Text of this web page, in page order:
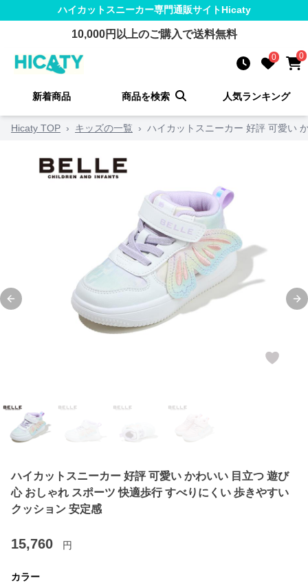
ハイカットスニーカー専門通販サイトHicaty
10,000円以上のご購入で送料無料
0 0
新着商品 商品を検索 人気ランキング
Hicaty TOP › キッズの一覧 › ハイカットスニーカー 好評 可愛い
Previous slide
ハイカットスニーカー 好評 可愛い かわいい 目立つ 遊び
心 おしゃれ スポーツ 快適歩行 すべりにくい 歩きやすい
クッション 安定感
15,760 円
カラー